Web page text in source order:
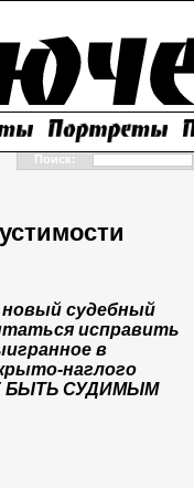
Поиск:
судебный
исправить
в
наглого
БЫТЬ СУДИМЫМ